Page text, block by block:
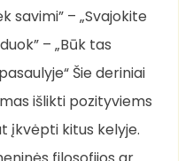
savimi” – „Svajokite
– „Būk tas
Šie deriniai
išlikti pozityviems
įkvėpti kitus kelyje.